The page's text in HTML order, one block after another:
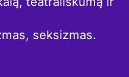
seksizmas.